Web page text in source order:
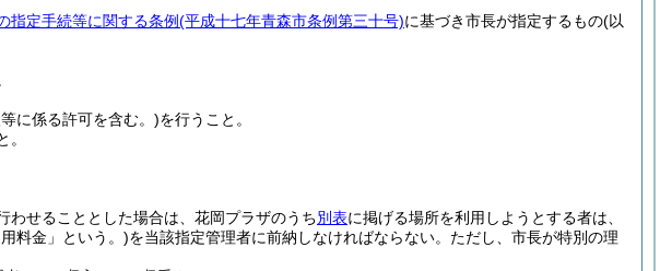
指定手続等に関する条例(平成十七年青森市条例第三十号)に基づき市長が指定するもの(以
に係る許可を含む。)を行うこと。
わせることとした場合は、花岡プラザのうち別表に掲げる場所を利用しようとする者は、
料金」という。)を当該指定管理者に前納しなければならない。 ただし、市長が特別の理